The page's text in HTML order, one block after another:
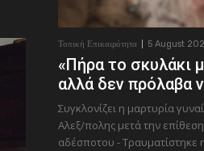
Τοπική Επικαιρότητα 5 August
«Πήρα το σκυλάκι
αλλά δεν πρόλαβα
Συγκλονίζει η μαρτυρία
Αλεξ/πολης μετά την επίθεση
αδέσποτου - Τραυματίστηκε